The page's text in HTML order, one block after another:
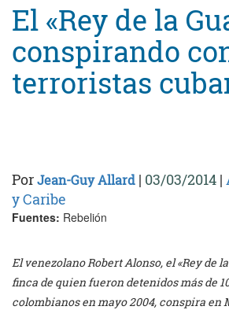
El «Rey de la
conspirando
terroristas
PorJean-Guy Allard | 03/03/2014 |
y Caribe
Fuentes: Rebelión
El venezolano Robert Alonso, el «Rey de
finca de quien fueron detenidos más de
colombianos en mayo 2004, conspira en